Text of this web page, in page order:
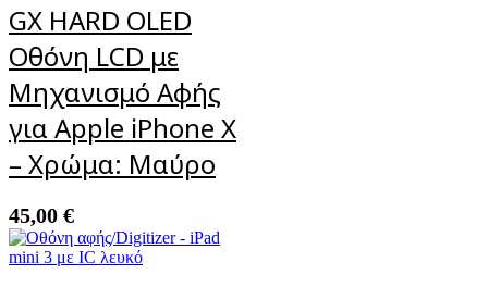
GX HARD OLED
Οθόνη LCD με
Μηχανισμό Αφής
για Apple iPhone X
– Χρώμα: Μαύρο
45,00 €